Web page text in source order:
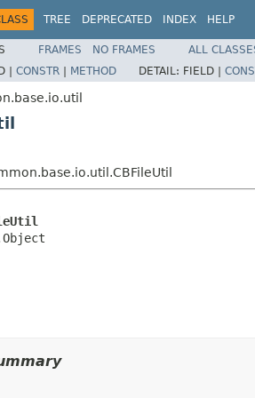
TREE DEPRECATED INDEX HELP
FRAMES NO FRAMES
ALL
| CONSTR | METHOD DETAIL: FIELD |